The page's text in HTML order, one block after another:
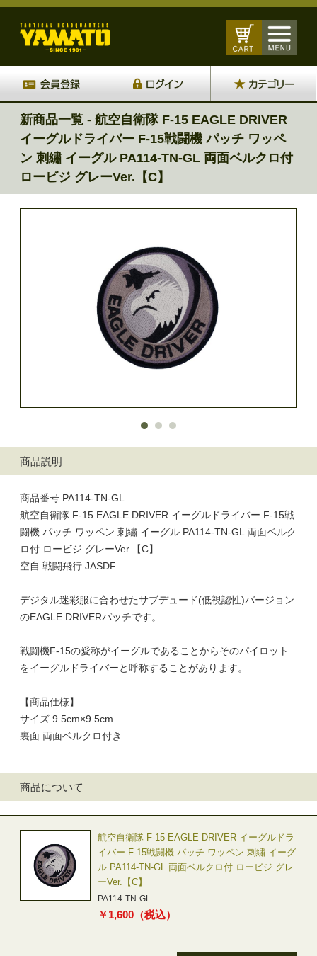
新商品一覧 - 航空自衛隊 F-15 EAGLE DRIVER
イーグルドライバー F-15戦闘機 パッチ ワッペ
ン 刺繡 イーグル PA114-TN-GL 両面ベルクロ付
ロービジ グレーVer.【C】
商品説明
商品番号 PA114-TN-GL
航空自衛隊 F-15 EAGLE DRIVER イーグルドライバー F-15戦
闘機 パッチ ワッペン 刺繡 イーグル PA114-TN-GL 両面ベルク
ロ付 ロービジ グレーVer.【C】
空自 戦闘飛行 JASDF
デジタル迷彩服に合わせたサブデュード(低視認性)バージョン
のEAGLE DRIVERパッチです。
戦闘機F-15の愛称がイーグルであることからそのパイロット
をイーグルドライバーと呼称することがあります。
【商品仕様】
サイズ 9.5cm×9.5cm
裏面 両面ベルクロ付き
商品について
航空自衛隊 F-15 EAGLE DRIVER イーグルドラ
イバー F-15戦闘機 パッチ ワッペン 刺繡 イーグ
ル PA114-TN-GL 両面ベルクロ付 ロービジ グレ
ーVer.【C】
PA114-TN-GL
￥1,600 （税込）